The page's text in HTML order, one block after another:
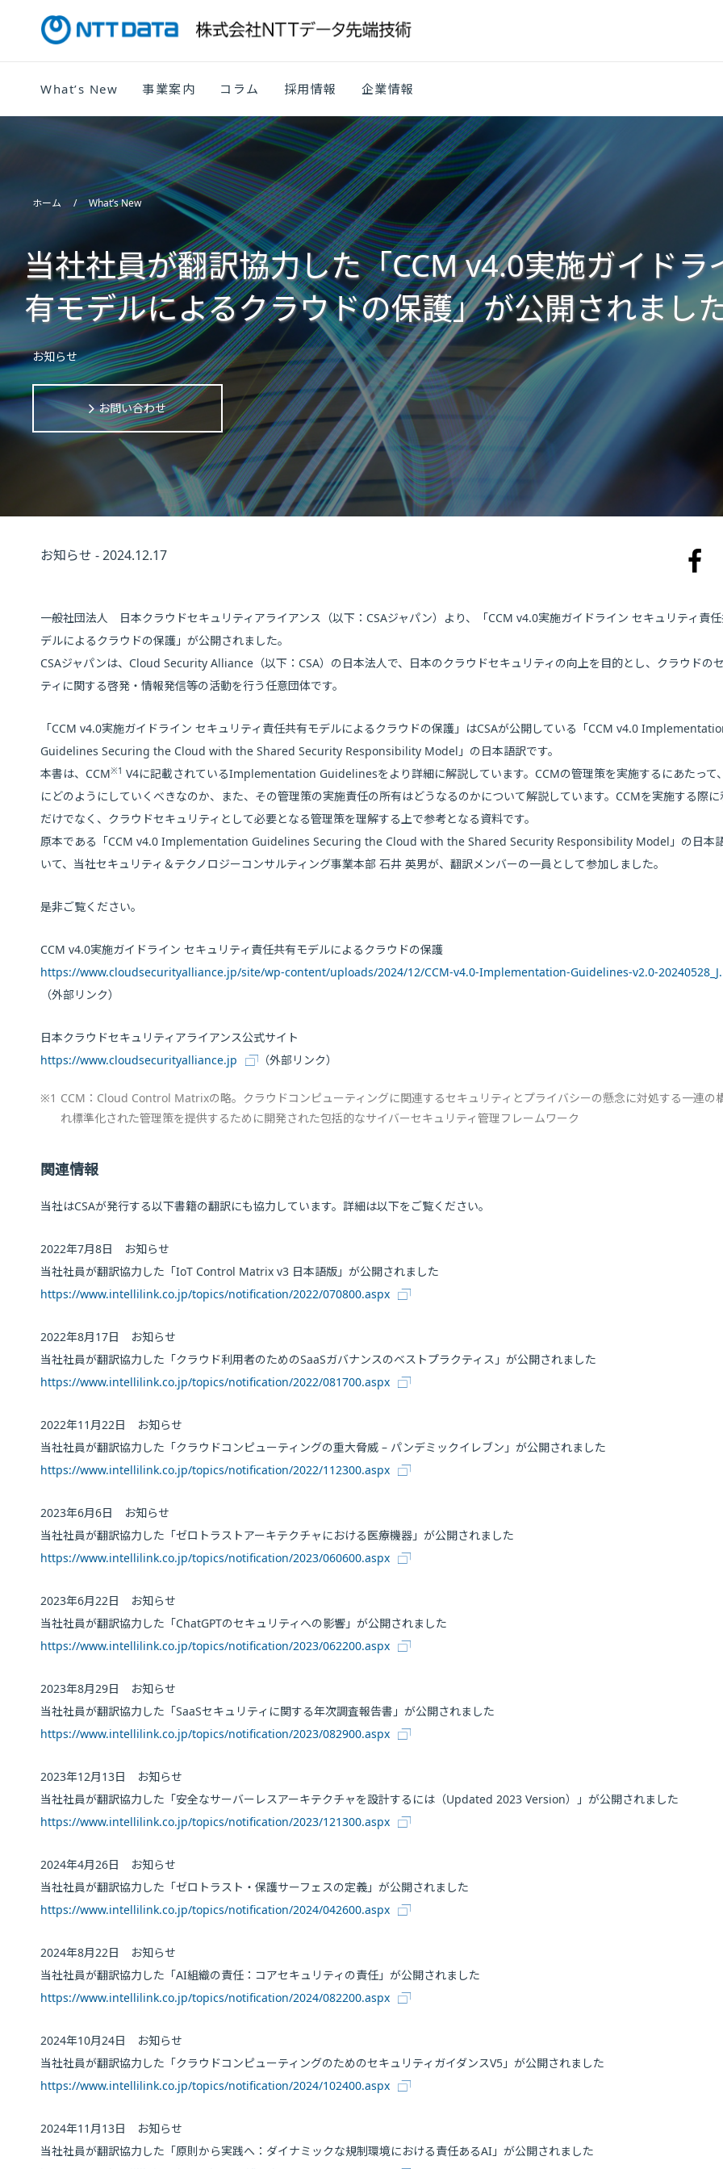
What’s New 事業案内 コラム 採用情報 企業情報
ホーム What’s New
当社社員が翻訳協力した「CCM v4.0実施ガイド
有モデルによるクラウドの保護」が公開されまし
お知らせ
お問い合わせ
お知らせ - 2024.12.17
一般社団法人 日本クラウドセキュリティアライアンス（以下：CSAジャパン）より、「CCM v4.0実施ガイドライン セキュリティ責
デルによるクラウドの保護」が公開されました。
CSAジャパンは、Cloud Security Alliance（以下：CSA）の日本法人で、日本のクラウドセキュリティの向上を目的とし、クラウドの
ティに関する啓発・情報発信等の活動を行う任意団体です。
「CCM v4.0実施ガイドライン セキュリティ責任共有モデルによるクラウドの保護」はCSAが公開している「CCM v4.0
Guidelines Securing the Cloud with the Shared Security Responsibility Model」の日本語訳です。
本書は、CCM※1 V4に記載されているImplementation Guidelinesをより詳細に解説しています。CCMの管理策を実施するにあたって
にどのようにしていくべきなのか、また、その管理策の実施責任の所有はどうなるのかについて解説しています。CCMを実施する際
だけでなく、クラウドセキュリティとして必要となる管理策を理解する上で参考となる資料です。
原本である「CCM v4.0 Implementation Guidelines Securing the Cloud with the Shared Security Responsibility Model」の日本
いて、当社セキュリティ＆テクノロジーコンサルティング事業本部 石井 英男が、翻訳メンバーの一員として参加しました。
是非ご覧ください。
CCM v4.0実施ガイドライン セキュリティ責任共有モデルによるクラウドの保護
https://www.cloudsecurityalliance.jp/site/wp-content/uploads/2024/12/CCM-v4.0-Implementation-Guidelines-v2.0-
（外部リンク）
日本クラウドセキュリティアライアンス公式サイト
https://www.cloudsecurityalliance.jp
（外部リンク）
※1 CCM：Cloud Control Matrixの略。クラウドコンピューティングに関連するセキュリティとプライバシーの懸念に対処する一連の
れ標準化された管理策を提供するために開発された包括的なサイバーセキュリティ管理フレームワーク
関連情報
当社はCSAが発行する以下書籍の翻訳にも協力しています。詳細は以下をご覧ください。
2022年7月8日 お知らせ
当社社員が翻訳協力した「IoT Control Matrix v3 日本語版」が公開されました
https://www.intellilink.co.jp/topics/notification/2022/070800.aspx
2022年8月17日 お知らせ
当社社員が翻訳協力した「クラウド利用者のためのSaaSガバナンスのベストプラクティス」が公開されました
https://www.intellilink.co.jp/topics/notification/2022/081700.aspx
2022年11月22日 お知らせ
当社社員が翻訳協力した「クラウドコンピューティングの重大脅威 – パンデミックイレブン」が公開されました
https://www.intellilink.co.jp/topics/notification/2022/112300.aspx
2023年6月6日 お知らせ
当社社員が翻訳協力した「ゼロトラストアーキテクチャにおける医療機器」が公開されました
https://www.intellilink.co.jp/topics/notification/2023/060600.aspx
2023年6月22日 お知らせ
当社社員が翻訳協力した「ChatGPTのセキュリティへの影響」が公開されました
https://www.intellilink.co.jp/topics/notification/2023/062200.aspx
2023年8月29日 お知らせ
当社社員が翻訳協力した「SaaSセキュリティに関する年次調査報告書」が公開されました
https://www.intellilink.co.jp/topics/notification/2023/082900.aspx
2023年12月13日 お知らせ
当社社員が翻訳協力した「安全なサーバーレスアーキテクチャを設計するには（Updated 2023 Version）」が公開されました
https://www.intellilink.co.jp/topics/notification/2023/121300.aspx
2024年4月26日 お知らせ
当社社員が翻訳協力した「ゼロトラスト・保護サーフェスの定義」が公開されました
https://www.intellilink.co.jp/topics/notification/2024/042600.aspx
2024年8月22日 お知らせ
当社社員が翻訳協力した「AI組織の責任：コアセキュリティの責任」が公開されました
https://www.intellilink.co.jp/topics/notification/2024/082200.aspx
2024年10月24日 お知らせ
当社社員が翻訳協力した「クラウドコンピューティングのためのセキュリティガイダンスV5」が公開されました
https://www.intellilink.co.jp/topics/notification/2024/102400.aspx
2024年11月13日 お知らせ
当社社員が翻訳協力した「原則から実践へ：ダイナミックな規制環境における責任あるAI」が公開されました